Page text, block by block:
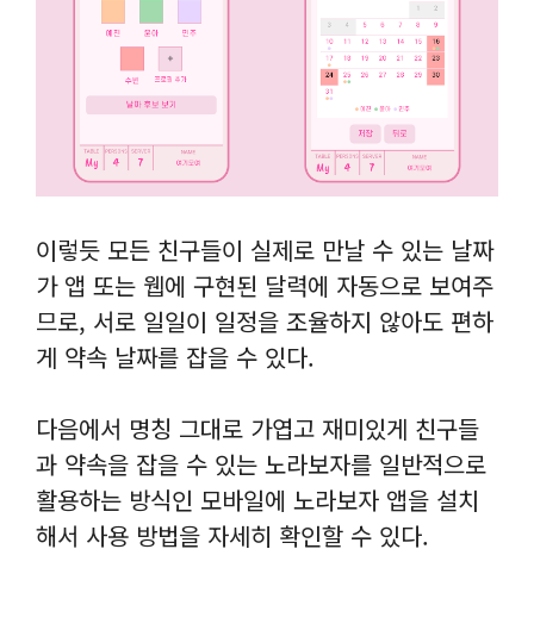
이렇듯 모든 친구들이 실제로 만날 수 있는 날짜
가 앱 또는 웹에 구현된 달력에 자동으로 보여주
므로, 서로 일일이 일정을 조율하지 않아도 편하
게 약속 날짜를 잡을 수 있다.
다음에서 명칭 그대로 가엽고 재미있게 친구들
과 약속을 잡을 수 있는 노라보자를 일반적으로
활용하는 방식인 모바일에 노라보자 앱을 설치
해서 사용 방법을 자세히 확인할 수 있다.